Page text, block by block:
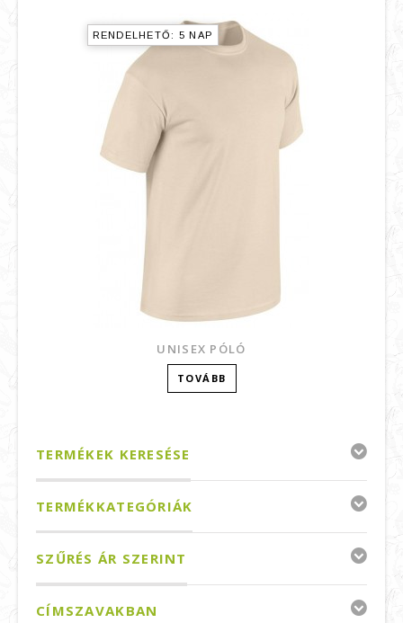
RENDELHETŐ: 5 NAP
UNISEX PÓLÓ
TOVÁBB
TERMÉKEK KERESÉSE
TERMÉKKATEGÓRIÁK
SZŰRÉS ÁR SZERINT
CÍMSZAVAKBAN